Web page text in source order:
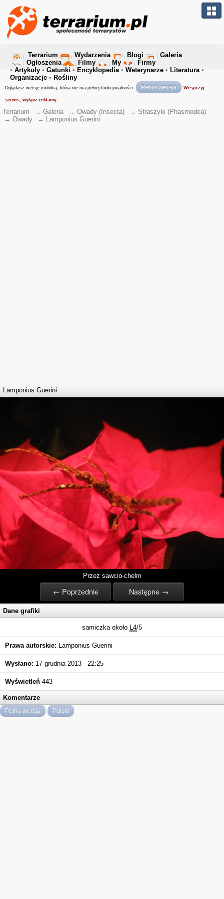
Terrarium Wydarzenia Blogi
Galeria
Ogłoszenia
Filmy My
Firmy
• Artykuły • Gatunki • Encyklopedia• Weterynarze • Literatura•
Organizacje • Rośliny
Oglądasz wersję mobilną, która nie ma pełnej funkcjonalności. Pełna wersja Wesprzyj
serwis, wyłącz reklamy
Terrarium → Galeria → Owady (Insecta) → Straszyki (Phasmodea)
→ Owady → Lamponius Guerini
Lamponius Guerini
Przez sawcio-chelm
← Poprzednie Następne →
Dane grafiki
samiczka około L4/5
Prawa autorskie: Lamponius Guerini
Wysłano: 17 grudnia 2013 - 22:25
Wyświetleń 443
Komentarze
Pełna wersja Polski